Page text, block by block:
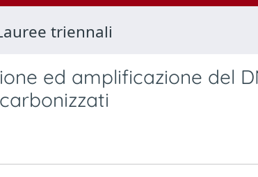
triennali
ed amplificazione del